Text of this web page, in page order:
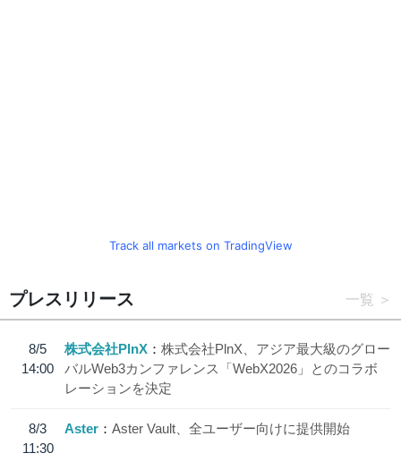
Track all markets on TradingView
プレスリリース 一覧
8/5
14:00
株式会社PlnX
株式会社PlnX、アジア最大級のグロー
バルWeb3カンファレンス「WebX2026」とのコラボ
レーションを決定
8/3
11:30
Aster Aster Vault、全ユーザー向けに提供開始